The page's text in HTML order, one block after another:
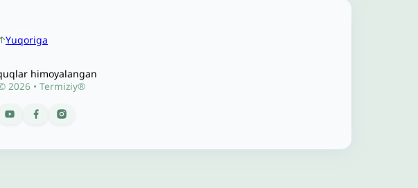
Yuqoriga
himoyalangan
2026 • Termiziy®